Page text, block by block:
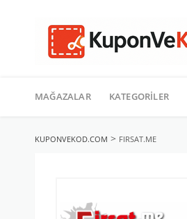
geç
MAĞAZALAR KATEGORILER
KUPONVEKOD.COM > FIRSAT.ME